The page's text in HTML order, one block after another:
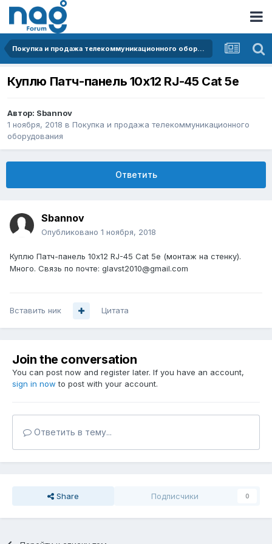
Покупка и продажа телекоммуникационного оборудования
Куплю Патч-панель 10х12 RJ-45 Cat 5e
Автор: Sbannov
1 ноября, 2018 в Покупка и продажа телекоммуникационного
оборудования
Ответить
Sbannov
Опубликовано 1 ноября, 2018
Куплю Патч-панель 10х12 RJ-45 Cat 5e (монтаж на стенку).
Много. Связь по почте: glavst2010@gmail.com
Вставить ник Цитата
Join the conversation
You can post now and register later. If you have an account,
sign in now to post with your account.
Ответить в тему...
Share Подписчики 0